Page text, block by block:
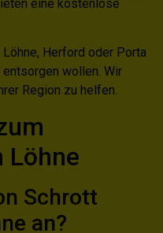
eine kostenlose
Herford oder Porta
wollen. Wir
Region zu helfen.
Löhne
Schrott
an?